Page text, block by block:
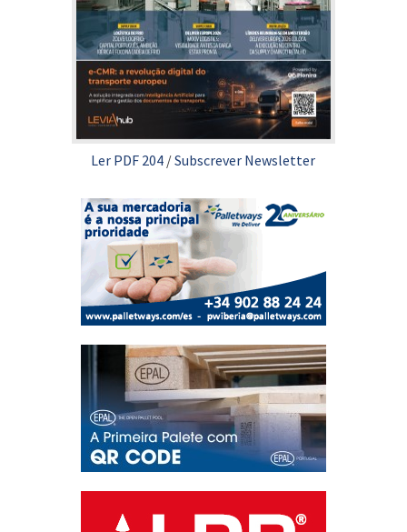
Ler PDF 204 /Subscrever Newsletter